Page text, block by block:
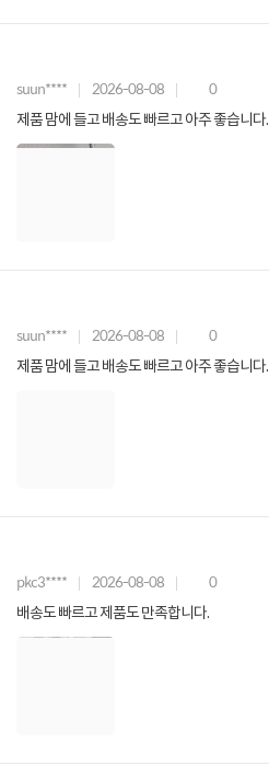
suun**** 2026-08-08 0
제품 맘에 들고 배송도 빠르고 아주 좋습니다.
suun**** 2026-08-08 0
제품 맘에 들고 배송도 빠르고 아주 좋습니다.
pkc3**** 2026-08-08 0
배송도 빠르고 제품도 만족합니다.